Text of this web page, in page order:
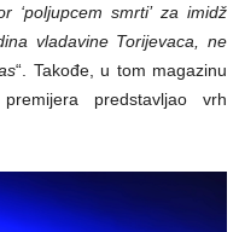
‘poljupcem smrti’ za imidž
vladavine Torijevaca, ne
“. Takođe, u tom magazinu
predstavljao vrh